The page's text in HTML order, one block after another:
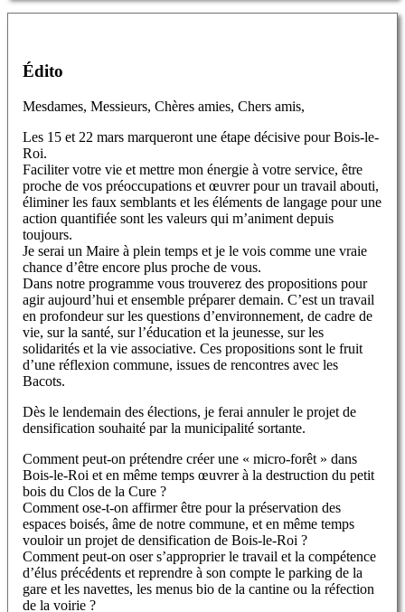
Édito
Mesdames, Messieurs, Chères amies, Chers amis,
Les 15 et 22 mars marqueront une étape décisive pour Bois-le-
Roi.
Faciliter votre vie et mettre mon énergie à votre service, être
proche de vos préoccupations et œuvrer pour un travail abouti,
éliminer les faux semblants et les éléments de langage pour une
action quantifiée sont les valeurs qui m’animent depuis
toujours.
Je serai un Maire à plein temps et je le vois comme une vraie
chance d’être encore plus proche de vous.
Dans notre programme vous trouverez des propositions pour
agir aujourd’hui et ensemble préparer demain. C’est un travail
en profondeur sur les questions d’environnement, de cadre de
vie, sur la santé, sur l’éducation et la jeunesse, sur les
solidarités et la vie associative. Ces propositions sont le fruit
d’une réflexion commune, issues de rencontres avec les
Bacots.
Dès le lendemain des élections, je ferai annuler le projet de
densification souhaité par la municipalité sortante.
Comment peut-on prétendre créer une « micro-forêt » dans
Bois-le-Roi et en même temps œuvrer à la destruction du petit
bois du Clos de la Cure ?
Comment ose-t-on affirmer être pour la préservation des
espaces boisés, âme de notre commune, et en même temps
vouloir un projet de densification de Bois-le-Roi ?
Comment peut-on oser s’approprier le travail et la compétence
d’élus précédents et reprendre à son compte le parking de la
gare et les navettes, les menus bio de la cantine ou la réfection
de la voirie ?